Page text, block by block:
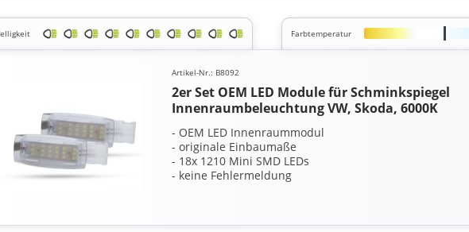
Farbtemperatur
Artikel-Nr.: B8092
2er Set OEM LED Module für Schminkspiegel
Innenraumbeleuchtung VW, Skoda, 6000K
- OEM LED Innenraummodul
- originale Einbaumaße
- 18x 1210 Mini SMD LEDs
- keine Fehlermeldung